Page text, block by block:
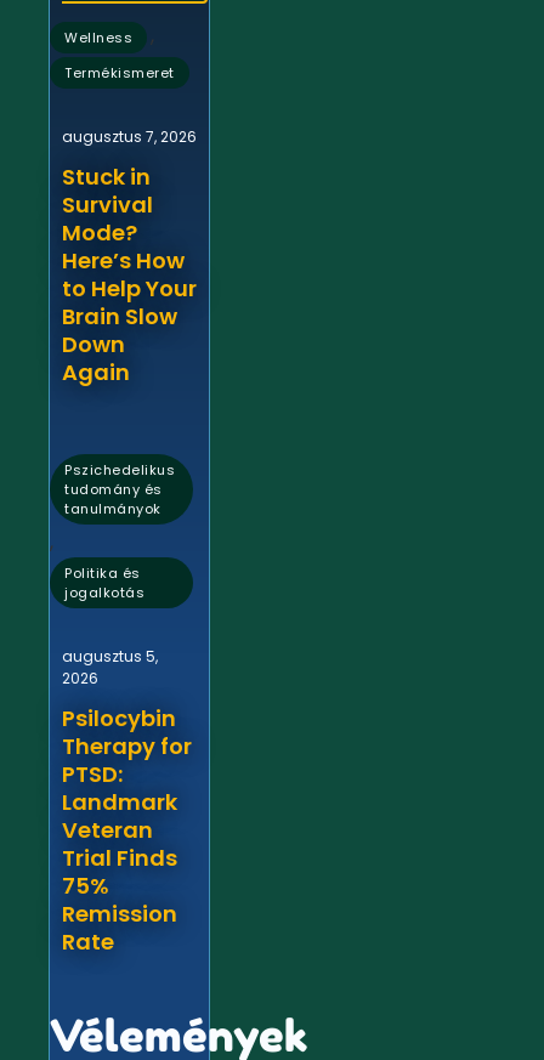
Wellness ,
Termékismeret
augusztus 7, 2026
Stuck in
Survival
Mode?
Here’s How
to Help Your
Brain Slow
Down
Again
Pszichedelikus
tudomány és
tanulmányok
,
Politika és
jogalkotás
augusztus 5,
2026
Psilocybin
Therapy for
PTSD:
Landmark
Veteran
Trial Finds
75%
Remission
Rate
Vélemények